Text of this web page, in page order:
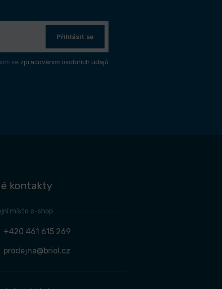
Přihlásit se
se zpracováním osobních údajů
kontakty
místo e-shop
+420 461 615 269
prodejna@briol.cz